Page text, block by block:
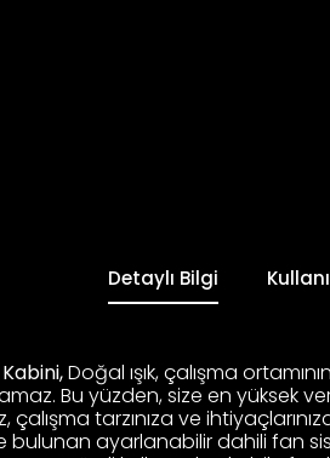
Detaylı Bilgi
Doğal ışık, çalışma
Bu yüzden, size en yüksek
çalışma tarzınıza ve
bulunan ayarlanabilir dahili fan